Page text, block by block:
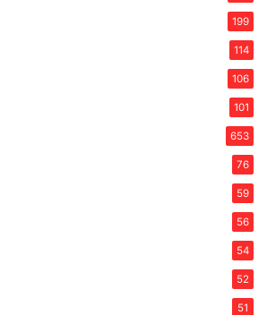
199
114
106
101
653
76
59
56
54
52
51